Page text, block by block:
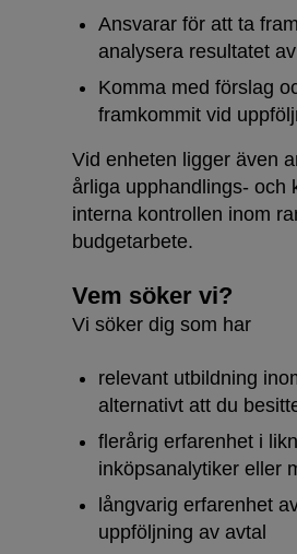
Ansvarar för att ta
analysera resultatet
Komma med förslag
framkommit vid
Vid enheten ligger även
årliga upphandlings- och
interna kontrollen inom
budgetarbete.
Vem söker vi?
Vi söker dig som har
relevant utbildning
alternativt att du
flerårig erfarenhet i
inköpsanalytiker eller
långvarig erfarenhet
uppföljning av avtal